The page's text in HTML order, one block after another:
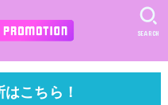
SEARCH
こちら！